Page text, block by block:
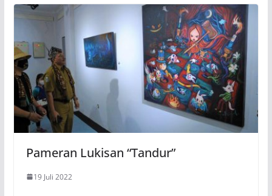
Pameran Lukisan “Tandur”
19 Juli 2022